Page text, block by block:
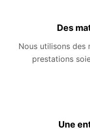
Des
Nous utilisons des
prestations
Une